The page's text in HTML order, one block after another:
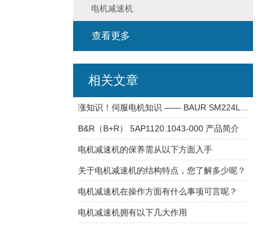
电机减速机
查看更多
相关文章
B&R（B+R） 5AP1120.1043-000 产品简介
电机减速机的保养需从以下方面入手
关于电机减速机的结构特点，您了解多少呢？
电机减速机在操作方面有什么事项可言呢？
电机减速机拥有以下几大作用